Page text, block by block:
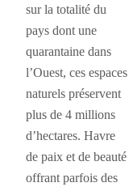
sur la totalité du
pays dont une
quarantaine dans
l’Ouest, ces espaces
naturels préservent
plus de 4 millions
d’hectares. Havre
de paix et de beauté
offrant parfois des